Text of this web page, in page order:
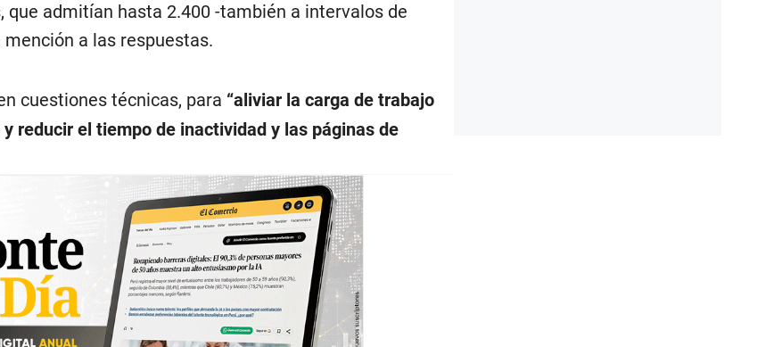
que admitían hasta 2.400 -también a intervalos de
a las respuestas.
cuestiones técnicas, para “aliviar la carga de trabajo
reducir el tiempo de inactividad y las páginas de